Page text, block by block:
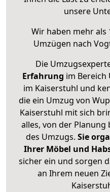
unsere
Wir haben mehr als
Umzügen nach
Die
Erfahrung im Bereich
im Kaiserstuhl und
die ein Umzug von
Kaiserstuhl mit sich
alles, von der
des Umzugs. Sie
Ihrer Möbel und
sicher ein und sorgen
an Ihrem neuen